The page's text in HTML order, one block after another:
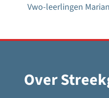
Bericht
navigatie
Vwo-leerlingen
Over